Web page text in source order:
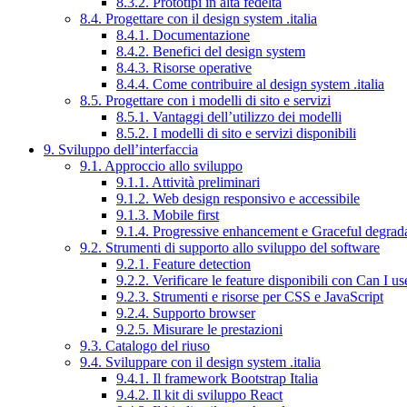
8.4. Progettare con il design system .italia
8.4.1. Documentazione
8.4.2. Benefici del design system
8.4.3. Risorse operative
8.4.4. Come contribuire al design system .italia
8.5. Progettare con i modelli di sito e servizi
8.5.1. Vantaggi dell’utilizzo dei modelli
8.5.2. I modelli di sito e servizi disponibili
9. Sviluppo dell’interfaccia
9.1. Approccio allo sviluppo
9.1.1. Attività preliminari
9.1.2. Web design responsivo e accessibile
9.1.3. Mobile first
9.1.4. Progressive enhancement e Graceful
9.2. Strumenti di supporto allo sviluppo del software
9.2.1. Feature detection
9.2.2. Verificare le feature disponibili con Can I
9.2.3. Strumenti e risorse per CSS e JavaScript
9.2.4. Supporto browser
9.2.5. Misurare le prestazioni
9.3. Catalogo del riuso
9.4. Sviluppare con il design system .italia
9.4.1. Il framework Bootstrap Italia
9.4.2. Il kit di sviluppo React